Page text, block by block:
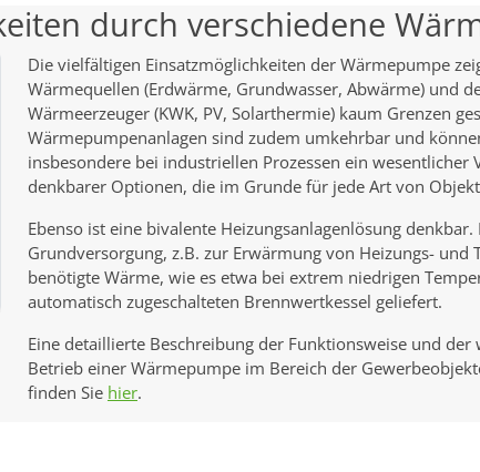
durch verschiedene
Die vielfältigen Einsatzmöglichkeiten der Wärmepumpe
Wärmequellen (Erdwärme, Grundwasser, Abwärme) und
Wärmeerzeuger (KWK, PV, Solarthermie) kaum Grenzen
Wärmepumpenanlagen sind zudem umkehrbar und
insbesondere bei industriellen Prozessen ein wesentlicher
denkbarer Optionen, die im Grunde für jede Art von
Ebenso ist eine bivalente Heizungsanlagenlösung
Grundversorgung, z.B. zur Erwärmung von Heizungs-
benötigte Wärme, wie es etwa bei extrem niedrigen
automatisch zugeschalteten Brennwertkessel geliefert.
Eine detaillierte Beschreibung der Funktionsweise und
Betrieb einer Wärmepumpe im Bereich der
finden Sie hier.